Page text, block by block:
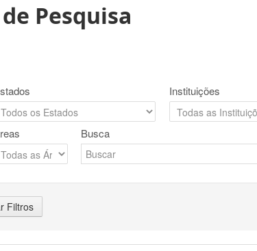
Pesquisa
Instituições
Busca
Filtros